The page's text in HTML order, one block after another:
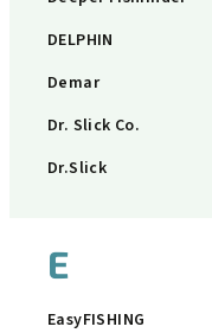
DELPHIN
Demar
Dr. Slick Co.
Dr.Slick
E
EasyFISHING